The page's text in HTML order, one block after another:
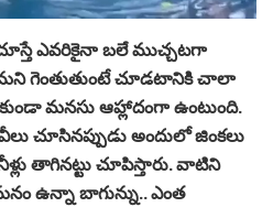
చూస్తే ఎవరికైనా బలే ముచ్చటగా
గెంతుతుంటే చూడటానికి చాలా
మనసు ఆహ్లాదంగా ఉంటుంది.
అందులో జింకలు
తాగినట్టు చూపిస్తారు. వాటిని
ఉన్నా బాగున్ను.. ఎంత